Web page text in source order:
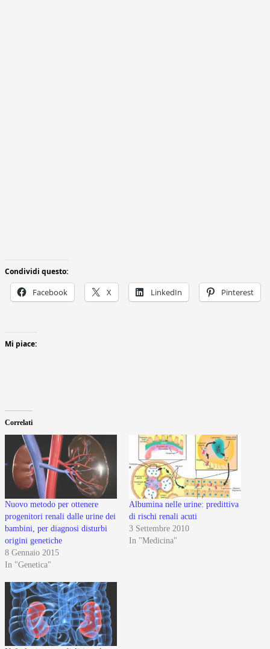
Condividi questo:
Facebook X LinkedIn Pinterest
Mi piace:
Correlati
Nuovo metodo per ottenere
progenitori renali dalle urine dei
bambini, per diagnosi disturbi
origini genetiche
8 Gennaio 2015
In "Genetica"
Albumina nelle urine: predittiva
di rischi renali acuti
3 Settembre 2010
In "Medicina"